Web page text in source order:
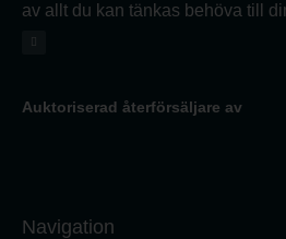
av allt du kan tänkas behöva till
Auktoriserad återförsäljare av
Navigation